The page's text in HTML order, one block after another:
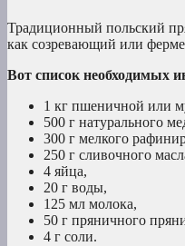
Традиционный польский
как созревающий или
Вот список необходимых
1 кг пшеничной или
500 г натурального
300 г мелкого
250 г сливочного
4 яйца,
20 г воды,
125 мл молока,
50 г пряничного
4 г соли.